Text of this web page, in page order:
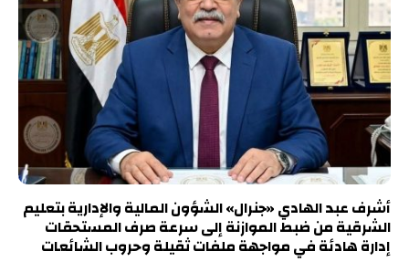
أشرف عبد الهادي «جنرال» الشؤون المالية والإدارية بتعليم
الشرقية من ضبط الموازنة إلى سرعة صرف المستحقات
إدارة هادئة في مواجهة ملفات ثقيلة وحروب الشائعات